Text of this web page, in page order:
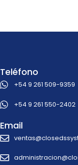
Teléfono
+54 9 261 509-9359
+54 9 261 550-2402
Email